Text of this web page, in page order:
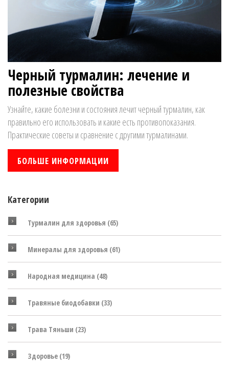
Черный турмалин: лечение и
полезные свойства
Узнайте, какие болезни и состояния лечит черный турмалин, как
правильно его использовать и какие есть противопоказания.
Практические советы и сравнение с другими турмалинами.
БОЛЬШЕ ИНФОРМАЦИИ
Категории
Турмалин для здоровья (65)
Минералы для здоровья (61)
Народная медицина (48)
Травяные биодобавки (33)
Трава Тяньши (23)
Здоровье (19)